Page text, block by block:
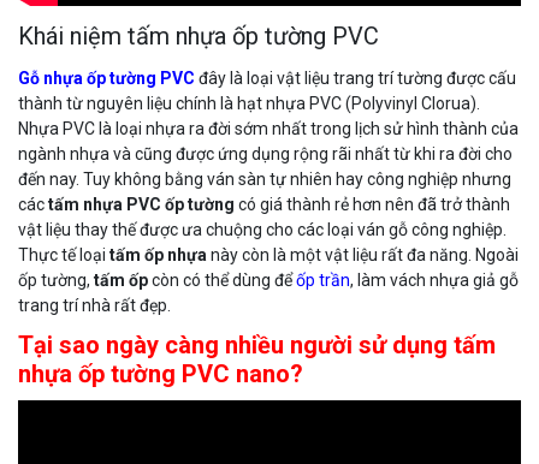
Khái niệm tấm nhựa ốp tường PVC
Gỗ nhựa ốp tường PVC đây là loại vật liệu trang trí tường được cấu
thành từ nguyên liệu chính là hạt nhựa PVC (Polyvinyl Clorua).
Nhựa PVC là loại nhựa ra đời sớm nhất trong lịch sử hình thành của
ngành nhựa và cũng được ứng dụng rộng rãi nhất từ khi ra đời cho
đến nay. Tuy không bằng ván sàn tự nhiên hay công nghiệp nhưng
cáctấm nhựa PVC ốp tường có giá thành rẻ hơn nên đã trở thành
vật liệu thay thế được ưa chuộng cho các loại ván gỗ công nghiệp.
Thực tế loại tấm ốp nhựa này còn là một vật liệu rất đa năng. Ngoài
ốp tường, tấm ốpcòn có thể dùng đểốp trần, làm vách nhựa giả gỗ
trang trí nhà rất đẹp.
Tại sao ngày càng nhiều người sử dụng tấm
nhựa ốp tường PVC nano?